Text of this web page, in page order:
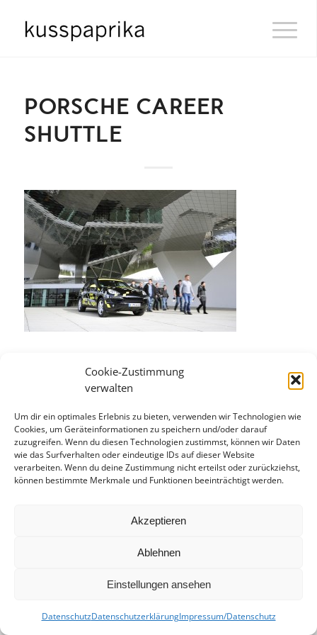
Cookie-Zustimmung
verwalten
Um dir ein optimales Erlebnis zu bieten, verwenden wir Technologien wie
Cookies, um Geräteinformationen zu speichern und/oder darauf
zuzugreifen. Wenn du diesen Technologien zustimmst, können wir Daten
wie das Surfverhalten oder eindeutige IDs auf dieser Website
verarbeiten. Wenn du deine Zustimmung nicht erteilst oder zurückziehst,
können bestimmte Merkmale und Funktionen beeinträchtigt werden.
Akzeptieren
Ablehnen
Einstellungen ansehen
DatenschutzDatenschutzerklärungImpressum/Datenschutz
PORSCHE CAREER
SHUTTLE
Eintrag teilen
© kusspaprika